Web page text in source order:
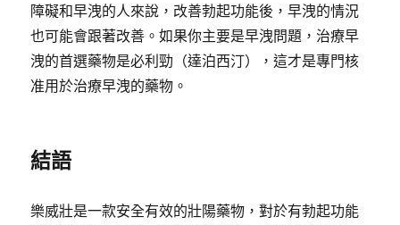
障礙和早洩的人來說，改善勃起功能後，早洩的情況
也可能會跟著改善。如果你主要是早洩問題，治療早
洩的首選藥物是必利勁（達泊西汀），這才是專門核
准用於治療早洩的藥物。
結語
樂威壯是一款安全有效的壯陽藥物，對於有勃起功能